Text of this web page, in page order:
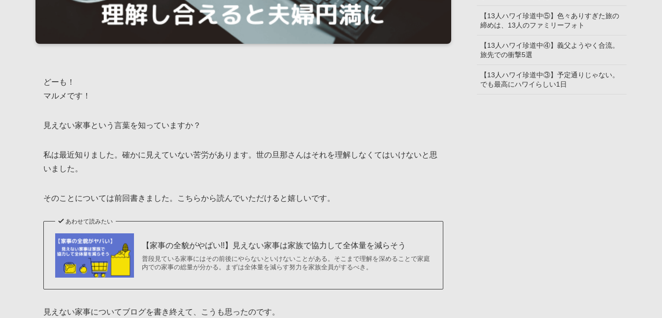
どーも！
マルメです！
見えない家事という言葉を知っていますか？
私は最近知りました。確かに見えていない苦労があります。世の旦那さんはそれを理解しなくてはいけないと思
いました。
そのことについては前回書きました。こちらから読んでいただけると嬉しいです。
あわせて読みたい
【家事の全貌がやばい!!】見えない家事は家族で協力して全体量を減らそう
普段見ている家事にはその前後にやらないといけないことがある。そこまで理解を深めることで家庭
内での家事の総量が分かる。まずは全体量を減らす努力を家族全員がするべき。
見えない家事についてブログを書き終えて、こうも思ったのです。
【13人ハワイ珍道中⑤】色々ありすぎた旅の
締めは、13人のファミリーフォト
【13人ハワイ珍道中④】義父ようやく合流。
旅先での衝撃5選
【13人ハワイ珍道中③】予定通りじゃない。
でも最高にハワイらしい1日